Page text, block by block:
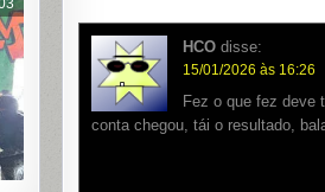
HCO disse:
15/01/2026 às 16:26
Fez o que fez deve
conta chegou, tái o resultado,